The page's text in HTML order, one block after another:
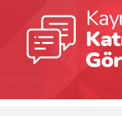
çok hızlı bir